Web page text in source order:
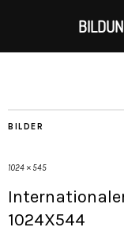
BILDER
1024 × 545
1024X544